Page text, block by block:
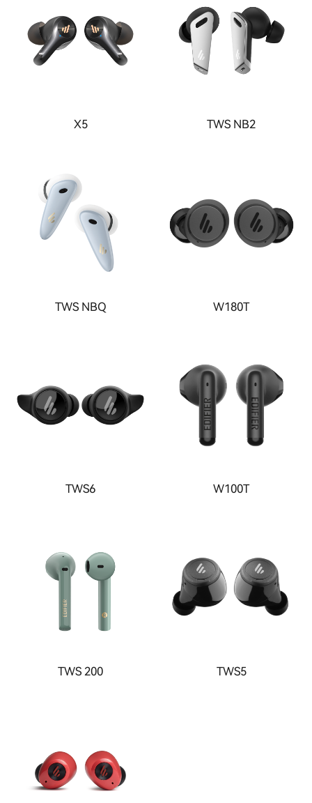
X5 TWS NB2
TWS NBQ W180T
TWS6 W100T
TWS 200 TWS5